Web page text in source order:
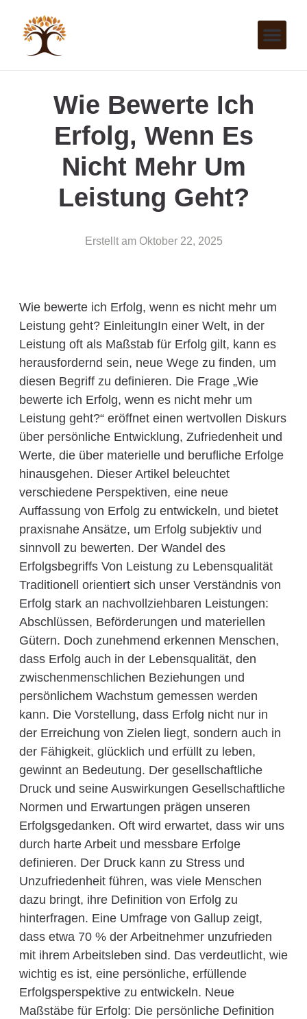
Wie Bewerte Ich
Erfolg, Wenn Es
Nicht Mehr Um
Leistung Geht?
Erstellt am Oktober 22, 2025
Wie bewerte ich Erfolg, wenn es nicht mehr um
Leistung geht? EinleitungIn einer Welt, in der
Leistung oft als Maßstab für Erfolg gilt, kann es
herausfordernd sein, neue Wege zu finden, um
diesen Begriff zu definieren. Die Frage „Wie
bewerte ich Erfolg, wenn es nicht mehr um
Leistung geht?“ eröffnet einen wertvollen Diskurs
über persönliche Entwicklung, Zufriedenheit und
Werte, die über materielle und berufliche Erfolge
hinausgehen. Dieser Artikel beleuchtet
verschiedene Perspektiven, eine neue
Auffassung von Erfolg zu entwickeln, und bietet
praxisnahe Ansätze, um Erfolg subjektiv und
sinnvoll zu bewerten. Der Wandel des
Erfolgsbegriffs Von Leistung zu Lebensqualität
Traditionell orientiert sich unser Verständnis von
Erfolg stark an nachvollziehbaren Leistungen:
Abschlüssen, Beförderungen und materiellen
Gütern. Doch zunehmend erkennen Menschen,
dass Erfolg auch in der Lebensqualität, den
zwischenmenschlichen Beziehungen und
persönlichem Wachstum gemessen werden
kann. Die Vorstellung, dass Erfolg nicht nur in
der Erreichung von Zielen liegt, sondern auch in
der Fähigkeit, glücklich und erfüllt zu leben,
gewinnt an Bedeutung. Der gesellschaftliche
Druck und seine Auswirkungen Gesellschaftliche
Normen und Erwartungen prägen unseren
Erfolgsgedanken. Oft wird erwartet, dass wir uns
durch harte Arbeit und messbare Erfolge
definieren. Der Druck kann zu Stress und
Unzufriedenheit führen, was viele Menschen
dazu bringt, ihre Definition von Erfolg zu
hinterfragen. Eine Umfrage von Gallup zeigt,
dass etwa 70 % der Arbeitnehmer unzufrieden
mit ihrem Arbeitsleben sind. Das verdeutlicht, wie
wichtig es ist, eine persönliche, erfüllende
Erfolgsperspektive zu entwickeln. Neue
Maßstäbe für Erfolg: Die persönliche Definition